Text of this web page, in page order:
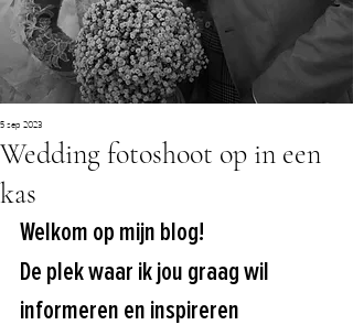
Wedding fotoshoot op in een
kas
5 sep 2023
Welkom op mijn blog!
De plek waar ik jou graag wil
informeren en inspireren